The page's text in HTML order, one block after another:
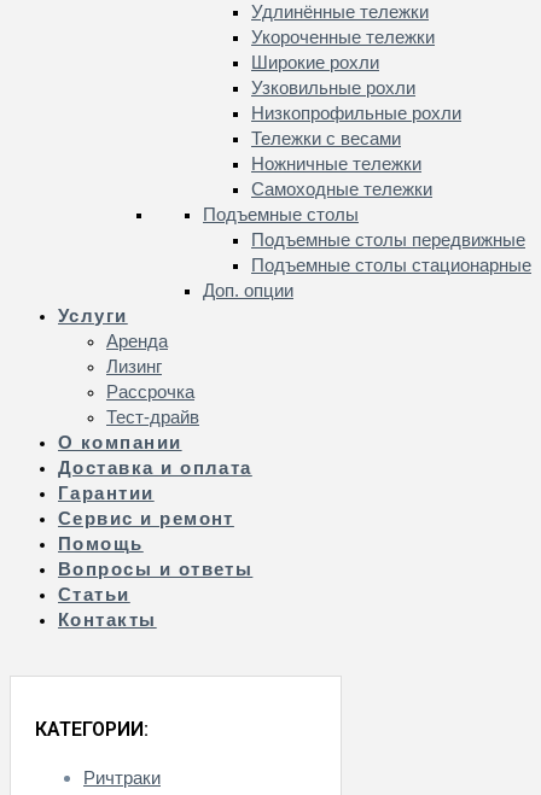
Удлинённые тележки
Укороченные тележки
Широкие рохли
Узковильные рохли
Низкопрофильные рохли
Тележки с весами
Ножничные тележки
Самоходные тележки
Подъемные столы
Подъемные столы передвижные
Подъемные столы стационарные
Доп. опции
Услуги
Аренда
Лизинг
Рассрочка
Тест-драйв
О компании
Доставка и оплата
Гарантии
Сервис и ремонт
Помощь
Вопросы и ответы
Статьи
Контакты
КАТЕГОРИИ:
Ричтраки